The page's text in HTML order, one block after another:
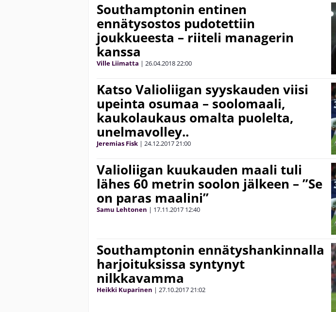
Southamptonin entinen
ennätysostos pudotettiin
joukkueesta – riiteli managerin
kanssa
Ville Liimatta | 26.04.201822:00
Katso Valioliigan syyskauden viisi
upeinta osumaa – soolomaali,
kaukolaukaus omalta puolelta,
unelmavolley..
Jeremias Fisk | 24.12.201721:00
Valioliigan kuukauden maali tuli
lähes 60 metrin soolon jälkeen – ”Se
on paras maalini”
Samu Lehtonen | 17.11.2017 12:40
Southamptonin ennätyshankinnalla
harjoituksissa syntynyt
nilkkavamma
Heikki Kuparinen | 27.10.201721:02